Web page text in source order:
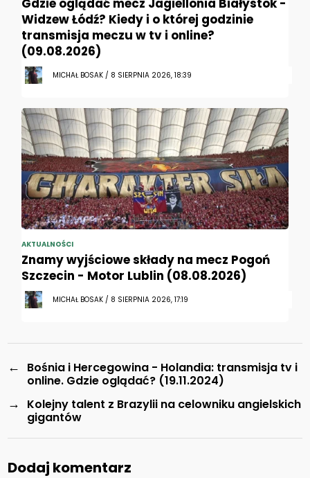
Gdzie oglądać mecz Jagiellonia Białystok -
Widzew Łódź? Kiedy i o której godzinie
transmisja meczu w tv i online?
(09.08.2026)
MICHAŁ BOSAK / 8 SIERPNIA 2026, 18:39
AKTUALNOŚCI
Znamy wyjściowe składy na mecz Pogoń
Szczecin - Motor Lublin (08.08.2026)
MICHAŁ BOSAK / 8 SIERPNIA 2026, 17:19
←
Bośnia i Hercegowina - Holandia: transmisja tv i
online. Gdzie oglądać? (19.11.2024)
→
Kolejny talent z Brazylii na celowniku angielskich
gigantów
Dodaj komentarz